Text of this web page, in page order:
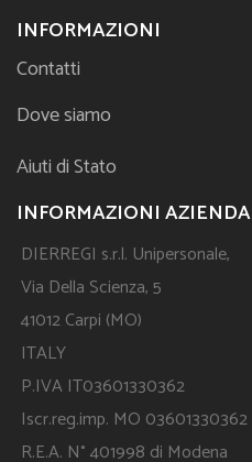
INFORMAZIONI
Contatti
Dove siamo
Aiuti di Stato
INFORMAZIONI AZIENDA
DIERREGI s.r.l. Unipersonale,
Via Della Scienza, 5
41012 Carpi (MO)
ITALY
P.IVA IT03601330362
Iscr.reg.imp. MO 03601330362
R.E.A. N° 401998 di Modena